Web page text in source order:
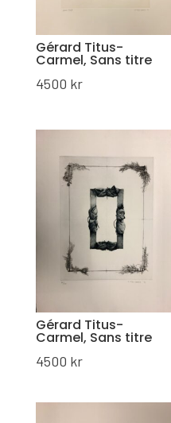
Gérard Titus-
Carmel, Sans titre
4500 kr
Gérard Titus-
Carmel, Sans titre
4500 kr